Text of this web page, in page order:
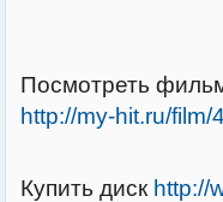
Посмотреть
http://my-hit.ru/film/
Купить диск http://